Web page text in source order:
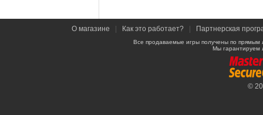
О магазине Как это работает? Партнерская
Все продаваемые игры получены по
Мы гарантируем
©